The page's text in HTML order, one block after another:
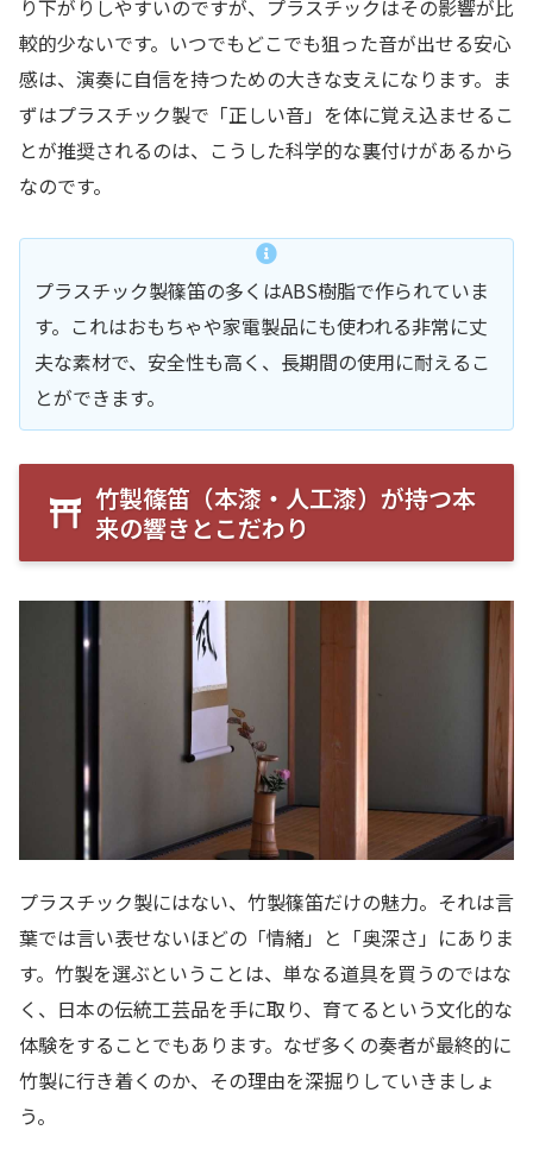
り下がりしやすいのですが、プラスチックはその影響が比
較的少ないです。いつでもどこでも狙った音が出せる安心
感は、演奏に自信を持つための大きな支えになります。ま
ずはプラスチック製で「正しい音」を体に覚え込ませるこ
とが推奨されるのは、こうした科学的な裏付けがあるから
なのです。
プラスチック製篠笛の多くはABS樹脂で作られていま
す。これはおもちゃや家電製品にも使われる非常に丈
夫な素材で、安全性も高く、長期間の使用に耐えるこ
とができます。
竹製篠笛（本漆・人工漆）が持つ本
来の響きとこだわり
プラスチック製にはない、竹製篠笛だけの魅力。それは言
葉では言い表せないほどの「情緒」と「奥深さ」にありま
す。竹製を選ぶということは、単なる道具を買うのではな
く、日本の伝統工芸品を手に取り、育てるという文化的な
体験をすることでもあります。なぜ多くの奏者が最終的に
竹製に行き着くのか、その理由を深掘りしていきましょ
う。